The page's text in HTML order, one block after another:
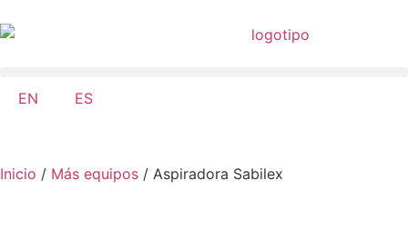
EN ES
Inicio / Más equipos / Aspiradora Sabilex